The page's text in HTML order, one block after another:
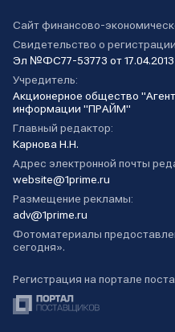
Сайт финансово-
Свидетельство о
Эл №ФС77-53773 от 17.04.2013
Учредитель:
Акционерное общество
информации "ПРАЙМ"
Главный редактор:
Карнова Н.Н.
Адрес электронной почты
website@1prime.ru
Размещение рекламы:
adv@1prime.ru
Фотоматериалы
сегодня».
Регистрация на портале